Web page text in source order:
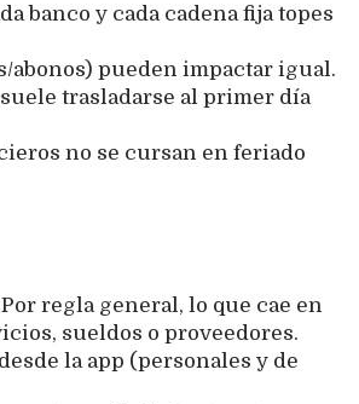
banco y cada cadena fija topes
abonos) pueden impactar igual.
trasladarse al primer día
no se cursan en feriado
regla general, lo que cae en
sueldos o proveedores.
la app (personales y de